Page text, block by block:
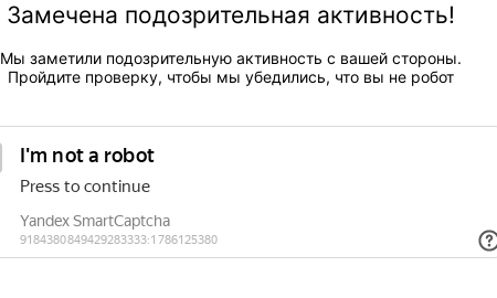
Замечена подозрительная активность!
Мы заметили подозрительную активность с вашей стороны.
Пройдите проверку, чтобы мы убедились, что вы не робот